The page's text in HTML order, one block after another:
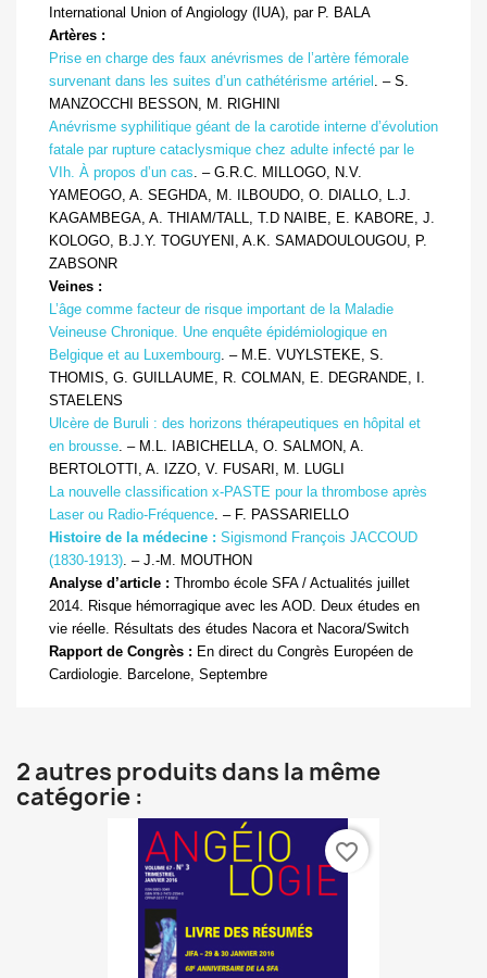
International Union of Angiology (IUA), par P. BALA
Artères :
Prise en charge des faux anévrismes de l’artère fémorale
survenant dans les suites d’un cathétérisme artériel . – S.
MANZOCCHI BESSON, M. RIGHINI
Anévrisme syphilitique géant de la carotide interne d’évolution
fatale par rupture cataclysmique chez adulte infecté par le
VIh. À propos d’un cas. – G.R.C. MILLOGO, N.V.
YAMEOGO, A. SEGHDA, M. ILBOUDO, O. DIALLO, L.J.
KAGAMBEGA, A. THIAM/TALL, T.D NAIBE, E. KABORE, J.
KOLOGO, B.J.Y. TOGUYENI, A.K. SAMADOULOUGOU, P.
ZABSONR
Veines :
L’âge comme facteur de risque important de la Maladie
Veineuse Chronique. Une enquête épidémiologique en
Belgique et au Luxembourg. – M.E. VUYLSTEKE, S.
THOMIS, G. GUILLAUME, R. COLMAN, E. DEGRANDE, I.
STAELENS
Ulcère de Buruli : des horizons thérapeutiques en hôpital et
en brousse. – M.L. IABICHELLA, O. SALMON, A.
BERTOLOTTI, A. IZZO, V. FUSARI, M. LUGLI
La nouvelle classification x-PASTE pour la thrombose après
Laser ou Radio-Fréquence. – F. PASSARIELLO
Histoire de la médecine : Sigismond François JACCOUD
(1830-1913). – J.-M. MOUTHON
Analyse d’article : Thrombo école SFA / Actualités juillet
2014. Risque hémorragique avec les AOD. Deux études en
vie réelle. Résultats des études Nacora et Nacora/Switch
Rapport de Congrès : En direct du Congrès Européen de
Cardiologie. Barcelone, Septembre
2 autres produits dans la même
catégorie :
favorite_border